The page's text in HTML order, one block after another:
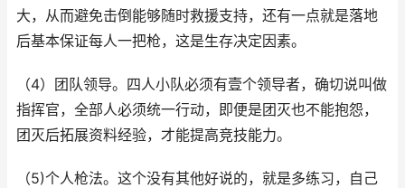
大，从而避免击倒能够随时救援支持，还有一点就是落地
后基本保证每人一把枪，这是生存决定因素。
（4）团队领导。四人小队必须有壹个领导者，确切说叫做
指挥官，全部人必须统一行动，即便是团灭也不能抱怨，
团灭后拓展资料经验，才能提高竞技能力。
（5)个人枪法。这个没有其他好说的，就是多练习，自己